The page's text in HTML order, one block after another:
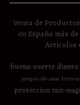
Venta de
en España más
Artículos
buena-suertedinero
juegos-de-azar
proteccion raiz-